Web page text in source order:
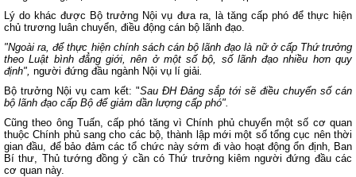
Lý do khác được Bộ trưởng Nội vụ đưa ra, là tăng cấp phó để thực hiện
chủ trương luân chuyển, điều động cán bộ lãnh đạo.
"Ngoài ra, để thực hiện chính sách cán bộ lãnh đạo là nữ ở cấp Thứ trưởng
theo Luật bình đẳng giới, nên ở một số bộ, số lãnh đạo nhiều hơn quy
định", người đứng đầu ngành Nội vụ lí giải.
Bộ trưởng Nội vụ cam kết: "Sau ĐH Đảng sắp tới sẽ điều chuyển số cán
bộ lãnh đạo cấp Bộ để giảm dần lượng cấp phó".
Cũng theo ông Tuấn, cấp phó tăng vì Chính phủ chuyển một số cơ quan
thuộc Chính phủ sang cho các bộ, thành lập mới một số tổng cục nên thời
gian đầu, để bảo đảm các tổ chức này sớm đi vào hoạt động ổn định, Ban
Bí thư, Thủ tướng đồng ý cần có Thứ trưởng kiêm người đứng đầu các
cơ quan này.